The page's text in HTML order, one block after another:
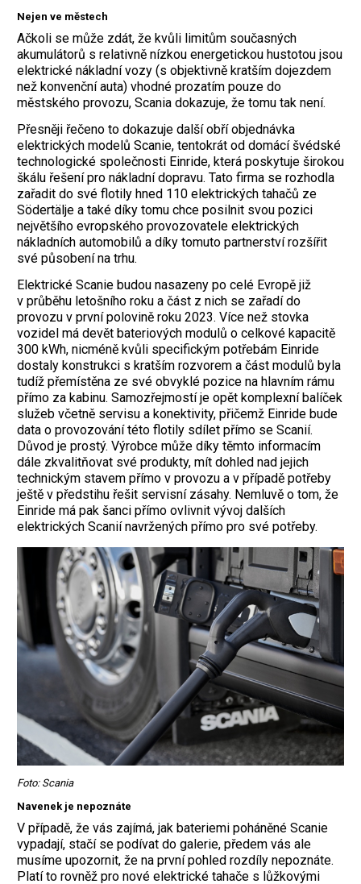
Nejen ve městech
Ačkoli se může zdát, že kvůli limitům současných
akumulátorů s relativně nízkou energetickou hustotou jsou
elektrické nákladní vozy (s objektivně kratším dojezdem
než konvenční auta) vhodné prozatím pouze do
městského provozu, Scania dokazuje, že tomu tak není.
Přesněji řečeno to dokazuje další obří objednávka
elektrických modelů Scanie, tentokrát od domácí švédské
technologické společnosti Einride, která poskytuje širokou
škálu řešení pro nákladní dopravu. Tato firma se rozhodla
zařadit do své flotily hned 110 elektrických tahačů ze
Södertälje a také díky tomu chce posilnit svou pozici
největšího evropského provozovatele elektrických
nákladních automobilů a díky tomuto partnerství rozšířit
své působení na trhu.
Elektrické Scanie budou nasazeny po celé Evropě již
v průběhu letošního roku a část z nich se zařadí do
provozu v první polovině roku 2023. Více než stovka
vozidel má devět bateriových modulů o celkové kapacitě
300 kWh, nicméně kvůli specifickým potřebám Einride
dostaly konstrukci s kratším rozvorem a část modulů byla
tudíž přemístěna ze své obvyklé pozice na hlavním rámu
přímo za kabinu. Samozřejmostí je opět komplexní balíček
služeb včetně servisu a konektivity, přičemž Einride bude
data o provozování této flotily sdílet přímo se Scanií.
Důvod je prostý. Výrobce může díky těmto informacím
dále zkvalitňovat své produkty, mít dohled nad jejich
technickým stavem přímo v provozu a v případě potřeby
ještě v předstihu řešit servisní zásahy. Nemluvě o tom, že
Einride má pak šanci přímo ovlivnit vývoj dalších
elektrických Scanií navržených přímo pro své potřeby.
Foto: Scania
Navenek je nepoznáte
V případě, že vás zajímá, jak bateriemi poháněné Scanie
vypadají, stačí se podívat do galerie, předem vás ale
musíme upozornit, že na první pohled rozdíly nepoznáte.
Platí to rovněž pro nové elektrické tahače s lůžkovými